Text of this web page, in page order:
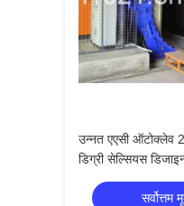
उन्नत एएसी ऑटोक्लेव
डिग्री सेल्सियस
सर्वोत्तम